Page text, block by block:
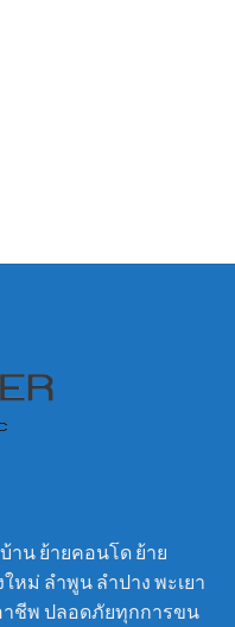
าน ย้ายคอนโด ย้าย
หม่ ลำพูน ลำปาง พะเยา
ชีพ ปลอดภัยทุกการขน